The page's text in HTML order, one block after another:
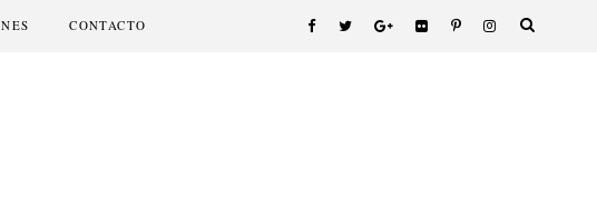
CONTACTO